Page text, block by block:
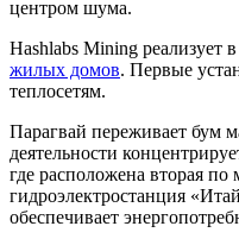
центром шума.
Hashlabs Mining реализует
жилых домов. Первые
теплосетям.
Парагвай переживает бум
деятельности
где расположена вторая
гидроэлектростанция
обеспечивает